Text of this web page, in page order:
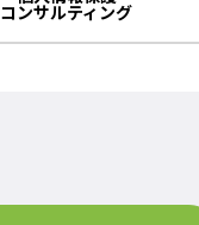
コンサルティング